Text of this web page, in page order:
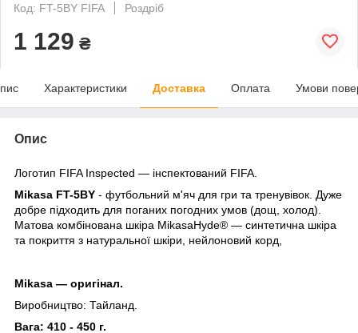
Код: FT-5BY FIFA
Роздріб
1 129 ₴
Характеристики Доставка Оплата Умови
Опис
Логотип FIFA Inspected — інспектований FIFA.
Mikasa FT-5BY - футбольний м'яч для гри та тренувівок Дуже
добре підходить для поганих погодних умов (дощ, холод).
Матова комбінована шкіра MikasaHyde® — синтетична шкіра
та покриття з натуральної шкіри , нейлоновий корд,
Mikasa — оригінал.
Виробництво: Тайланд.
Вага: 410 - 450 г.